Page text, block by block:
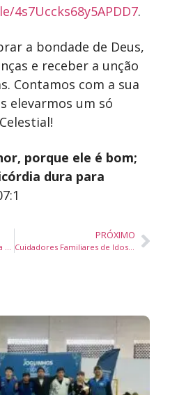
4s7Uccks68y5APDD7.
a bondade de Deus,
e receber a unção
Contamos com a sua
elevarmos um só
porque ele é bom;
dura para
Transamerica Executive Faria Lima (SP) aposta em iniciativas de ESG
PRÓXIMO
Cuidadores Familiares de Idosos Ainda Podem se Inscrever em Curso Gratuito